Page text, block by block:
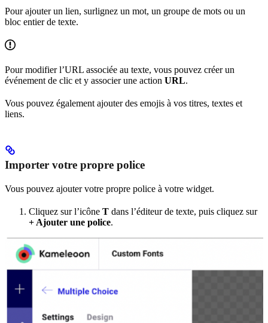
Pour ajouter un lien, surlignez un mot, un groupe de mots ou un
bloc entier de texte.
Pour modifier l’URL associée au texte, vous pouvez créer un
événement de clic et y associer une action URL.
Vous pouvez également ajouter des emojis à vos titres, textes et
liens.
Importer votre propre police
Vous pouvez ajouter votre propre police à votre widget.
Cliquez sur l’icône T dans l’éditeur de texte, puis cliquez sur
+ Ajouter une police.